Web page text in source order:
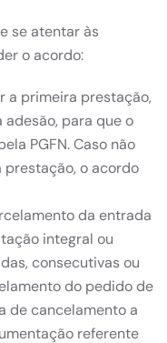
se atentar às
o acordo:
a primeira prestação,
para que o
PGFN. Caso não
o acordo
da entrada
integral ou
consecutivas ou
do pedido de
de cancelamento a
referente